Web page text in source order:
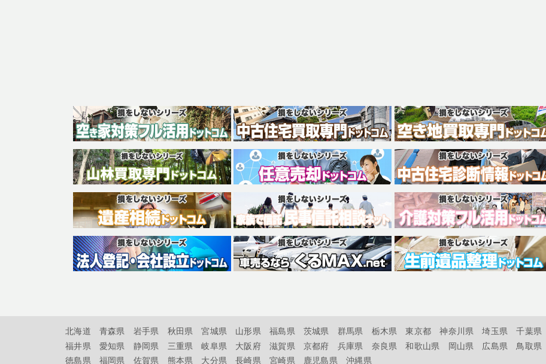
北海道 青森県 岩手県 秋田県 宮城県 山形県 福島県 茨城県 群馬県 栃木県 東京都 神奈川県 埼玉県 千葉県
福井県
愛知県 静岡県 三重県 岐阜県 大阪府 滋賀県 京都府 兵庫県 奈良県 和歌山県 岡山県 広島県 鳥取県
徳島県
福岡県 佐賀県 熊本県 大分県 長崎県 宮崎県 鹿児島県 沖縄県